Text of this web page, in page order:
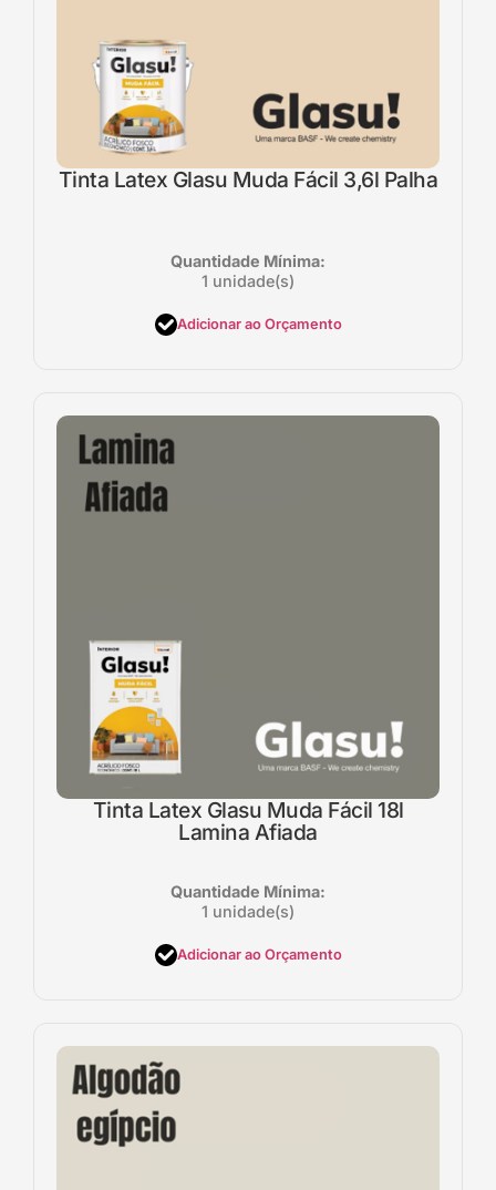
Tinta Latex Glasu Muda Fácil 3,6l Palha
Quantidade Mínima:
1 unidade(s)
Adicionar ao Orçamento
Tinta Latex Glasu Muda Fácil 18l
Lamina Afiada
Quantidade Mínima:
1 unidade(s)
Adicionar ao Orçamento